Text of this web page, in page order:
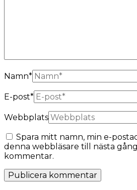
Namn*
E-post*
Webbplats
Spara mitt namn, min e-
denna webbläsare till nästa
kommentar.